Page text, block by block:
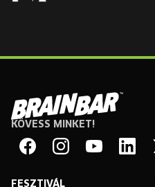
Brain
Bar
KÖVESS MINKET!
FESZTIVÁL